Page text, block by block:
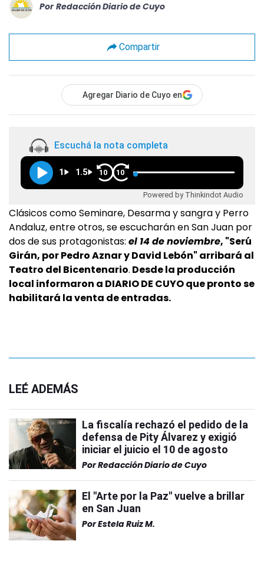
Por Redacción Diario de Cuyo
Compartir
Agregar Diario de Cuyo en
Escuchá la nota completa
1 1.5 10 10
Powered by Thinkindot Audio
Clásicos como Seminare, Desarma y sangra y Perro
Andaluz, entre otros, se escucharán en San Juan por
dos de sus protagonistas: el 14 de noviembre, "Serú
Girán, por Pedro Aznar y David Lebón" arribará al
Teatro del Bicentenario. Desde la producción
local informaron a DIARIO DE CUYO que pronto se
habilitará la venta de entradas.
LEÉ ADEMÁS
La fiscalía rechazó el pedido de la
defensa de Pity Álvarez y exigió
iniciar el juicio el 10 de agosto
PorRedacción Diario de Cuyo
El "Arte por la Paz" vuelve a brillar
en San Juan
PorEstela Ruiz M.